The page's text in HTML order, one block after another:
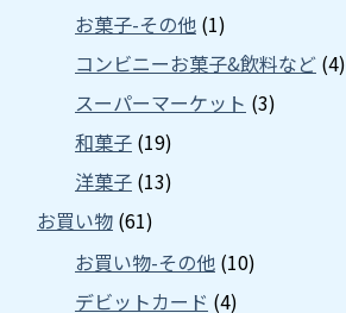
お菓子-その他 (1)
コンビニーお菓子&飲料など (4)
スーパーマーケット (3)
和菓子 (19)
洋菓子 (13)
お買い物 (61)
お買い物-その他 (10)
デビットカード (4)